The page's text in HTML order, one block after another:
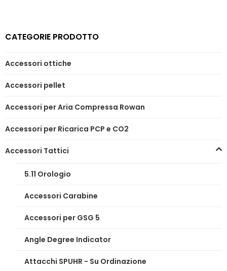
CATEGORIE PRODOTTO
Accessori ottiche
Accessori pellet
Accessori per Aria Compressa Rowan
Accessori per Ricarica PCP e CO2
Accessori Tattici
5.11 Orologio
Accessori Carabine
Accessori per GSG 5
Angle Degree Indicator
Attacchi SPUHR - Su Ordinazione